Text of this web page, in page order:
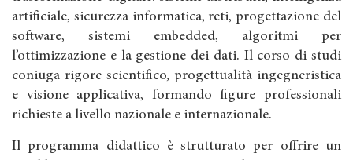
artificiale, sicurezza informatica, reti, progettazione del
software, sistemi embedded, algoritmi per
l’ottimizzazione e la gestione dei dati. Il corso di studi
coniuga rigore scientifico, progettualità ingegneristica
e visione applicativa, formando figure professionali
richieste a livello nazionale e internazionale.
Il programma didattico è strutturato per offrire un